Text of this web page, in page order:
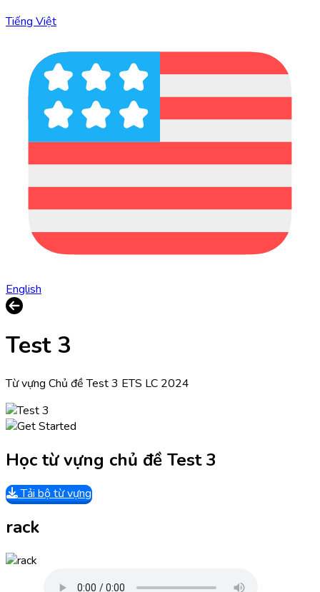
Tiếng Việt
English
Test 3
Từ vựng Chủ đề Test 3 ETS LC 2024
Học từ vựng chủ đề Test 3
Tải bộ từ vựng
rack